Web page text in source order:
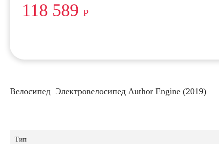
118 589 Р
Велосипед Электровелосипед Author Engine (2019)
Тип